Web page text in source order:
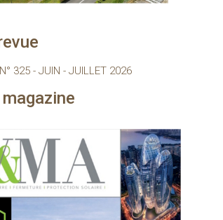
N° 325 - JUIN - JUILLET 2026